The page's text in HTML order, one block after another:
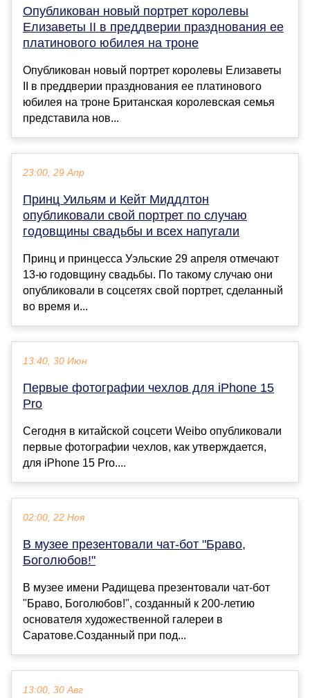
Опубликован новый портрет королевы
Елизаветы II в преддверии празднования ее
платинового юбилея на троне
Опубликован новый портрет королевы Елизаветы
II в преддверии празднования ее платинового
юбилея на троне Британская королевская семья
представила нов...
23:00, 29 Апр
Принц Уильям и Кейт Миддлтон
опубликовали свой портрет по случаю
годовщины свадьбы и всех напугали
Принц и принцесса Уэльские 29 апреля отмечают
13-ю годовщину свадьбы. По такому случаю они
опубликовали в соцсетях свой портрет, сделанный
во время и...
13:40, 30 Июн
Первые фотографии чехлов для iPhone 15
Pro
Сегодня в китайской соцсети Weibo опубликовали
первые фотографии чехлов, как утверждается,
для iPhone 15 Pro....
02:00, 22 Ноя
В музее презентовали чат-бот "Браво,
Боголюбов!"
В музее имени Радищева презентовали чат-бот
"Браво, Боголюбов!", созданный к 200-летию
основателя художественной галереи в
Саратове.Созданный при под...
13:00, 30 Авг